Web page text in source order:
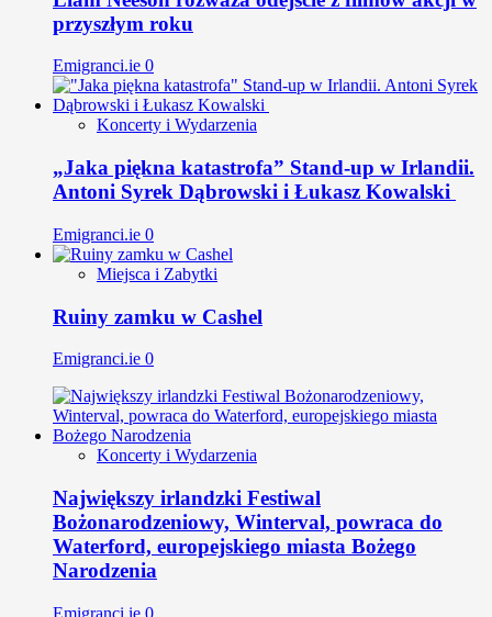
przyszłym roku
Emigranci.ie 0
Koncerty i Wydarzenia
„Jaka piękna katastrofa” Stand-up w Irlandii.
Antoni Syrek Dąbrowski i Łukasz Kowalski
Emigranci.ie 0
Miejsca i Zabytki
Ruiny zamku w Cashel
Emigranci.ie 0
Koncerty i Wydarzenia
Największy irlandzki Festiwal
Bożonarodzeniowy, Winterval, powraca do
Waterford, europejskiego miasta Bożego
Narodzenia
Emigranci.ie 0